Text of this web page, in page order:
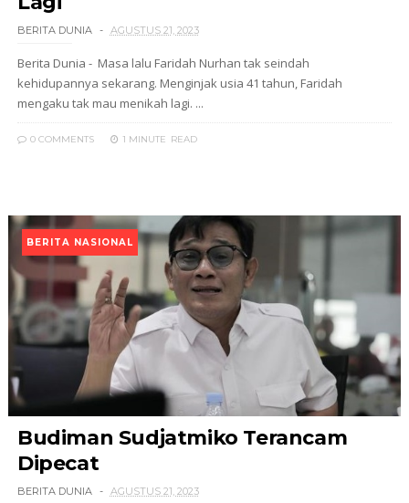
BERITA DUNIA AGUSTUS 21, 2023
Berita Dunia - Masa lalu Faridah Nurhan tak seindah
kehidupannya sekarang. Menginjak usia 41 tahun, Faridah
mengaku tak mau menikah lagi. ...
0 COMMENTS 1 MINUTE READ
BERITA NASIONAL
Budiman Sudjatmiko Terancam
Dipecat
BERITA DUNIA AGUSTUS 21, 2023